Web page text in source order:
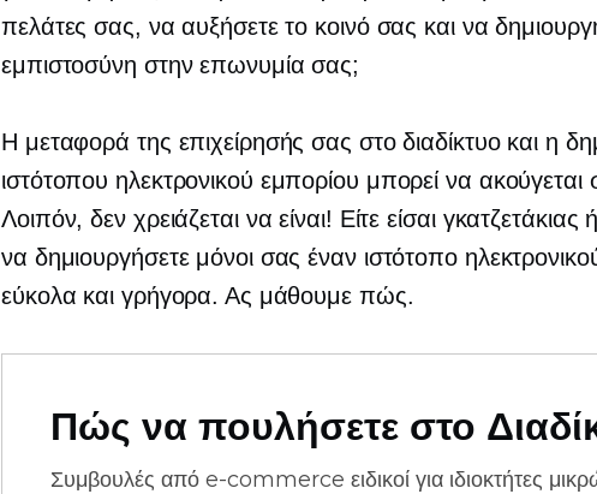
πελάτες σας, να αυξήσετε το κοινό σας και να
εμπιστοσύνη στην επωνυμία σας;
Η μεταφορά της επιχείρησής σας στο διαδίκτυο και η
ιστότοπου ηλεκτρονικού εμπορίου μπορεί να ακούγεται
Λοιπόν, δεν χρειάζεται να είναι! Είτε είσαι γκατζετάκιας
να δημιουργήσετε μόνοι σας έναν ιστότοπο
εύκολα και γρήγορα. Ας μάθουμε πώς.
Πώς να πουλήσετε στο
Συμβουλές από e-commerce ειδικοί για ιδιοκτήτες